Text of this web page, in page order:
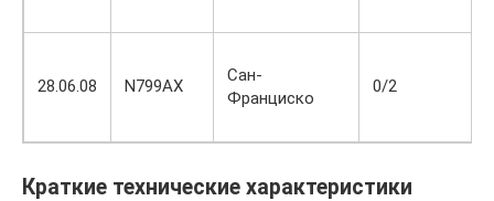
28.06.08 N799AX
Сан-
Франциско
0/2
Краткие технические характеристики